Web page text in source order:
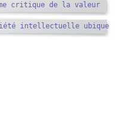
critique de la valeur
intellectuelle ubique